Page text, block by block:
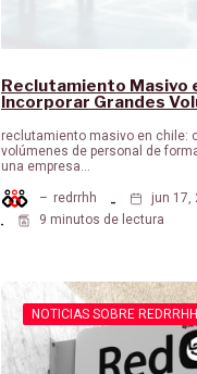
Reclutamiento Masivo
Incorporar Grandes
reclutamiento masivo en chile:
volúmenes de personal de
una empresa…
– redrrhh
jun 17,
9 minutos de lectura
NOTICIAS SOBRE